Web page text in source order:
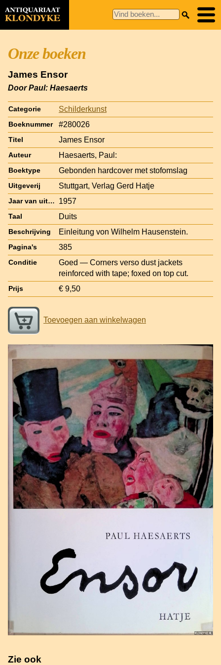
Onze boeken
James Ensor
Door Paul: Haesaerts
Categorie Schilderkunst
Boeknummer #280026
Titel James Ensor
Auteur Haesaerts, Paul:
Boektype Gebonden hardcover met stofomslag
Uitgeverij Stuttgart, Verlag Gerd Hatje
Jaar van uitgave 1957
Taal Duits
Beschrijving Einleitung von Wilhelm Hausenstein.
Pagina's 385
Conditie
Goed — Corners verso dust jackets
reinforced with tape; foxed on top cut.
Prijs € 9,50
Toevoegen aan winkelwagen
Zie ook